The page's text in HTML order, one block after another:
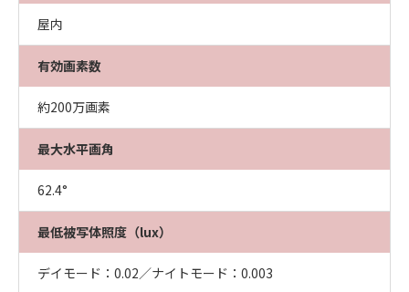
屋内
有効画素数
約200万画素
最大水平画角
62.4°
最低被写体照度（lux）
デイモード：0.02／ナイトモード：0.003